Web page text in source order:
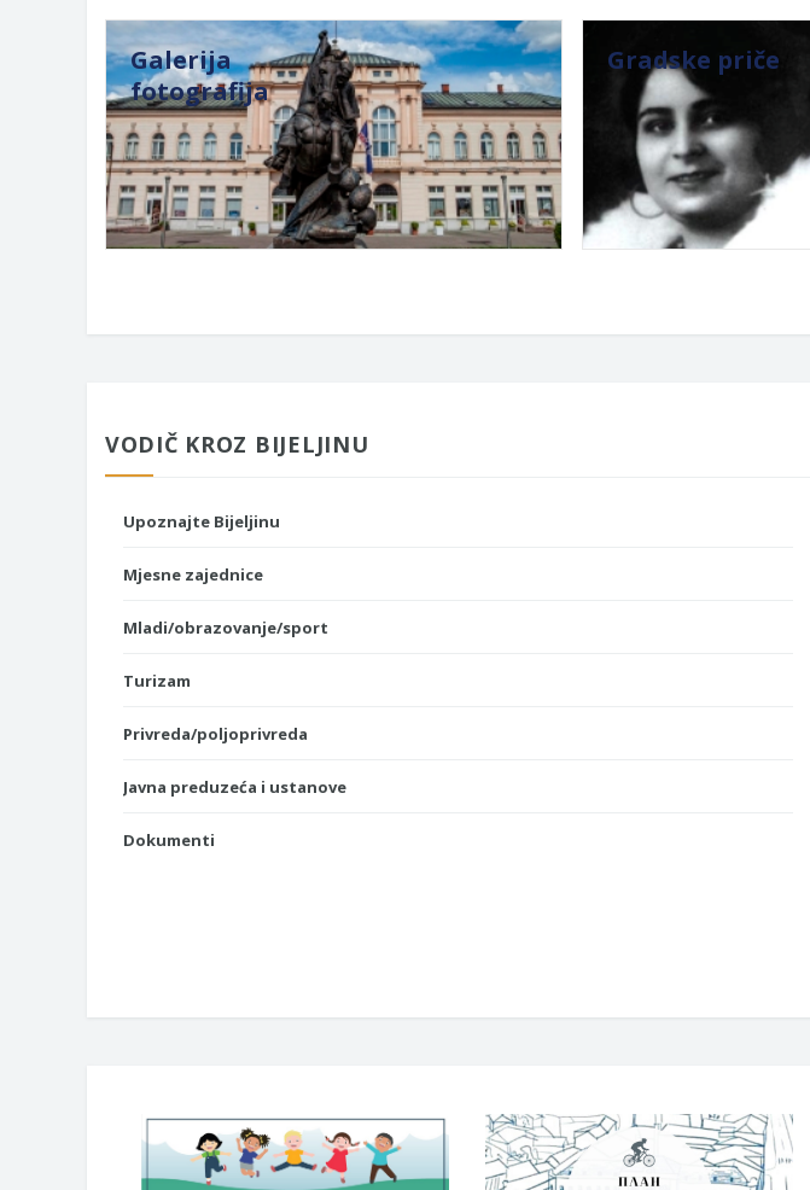
Galerija
fotografija
Gradske priče
VODIČ KROZ BIJELJINU
Upoznajte Bijeljinu
Mjesne zajednice
Mladi/obrazovanje/sport
Turizam
Privreda/poljoprivreda
Javna preduzeća i ustanove
Dokumenti